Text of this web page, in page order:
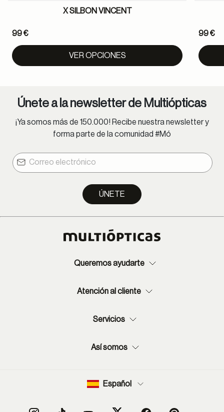
X SILBON VINCENT
99 €
VER OPCIONES
99 €
Únete a la newsletter de Multiópticas
¡Ya somos más de 150.000! Recibe nuestra newsletter y
forma parte de la comunidad #Mó
ÚNETE
Queremos ayudarte
Atención al cliente
Servicios
Así somos
Español